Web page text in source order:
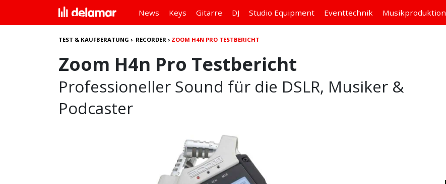
News Keys Gitarre DJ Studio Equipment Eventtechnik Musikproduktion
TEST & KAUFBERATUNG › RECORDER › ZOOM H4N PRO TESTBERICHT
Zoom H4n Pro Testbericht
Professioneller Sound für die DSLR, Musiker &
Podcaster